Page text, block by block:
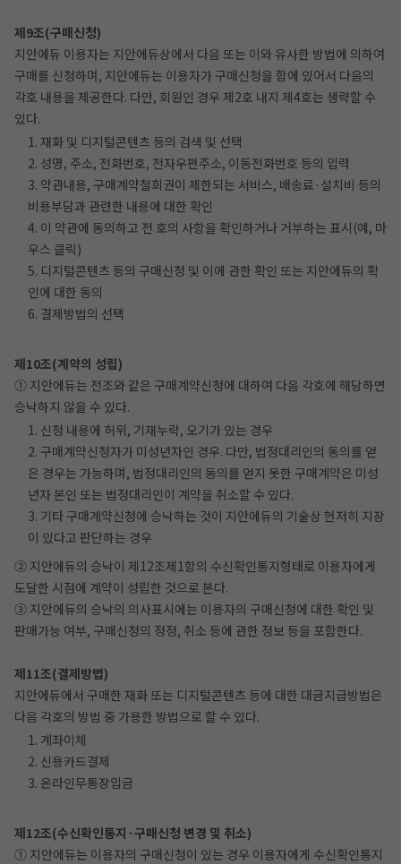
제9조(구매신청)
지안에듀 이용자는 지안에듀상에서 다음 또는 이와 유사한 방법에 의하여
구매를 신청하며, 지안에듀는 이용자가 구매신청을 함에 있어서 다음의
각호 내용을 제공한다. 다만, 회원인 경우 제2호 내지 제4호는 생략할 수
있다.
1. 재화 및 디지털콘텐츠 등의 검색 및 선택
2. 성명, 주소, 전화번호, 전자우편주소, 이동전화번호 등의 입력
3. 약관내용, 구매계약철회권이 제한되는 서비스, 배송료·설치비 등의
비용부담과 관련한 내용에 대한 확인
4. 이 약관에 동의하고 전 호의 사항을 확인하거나 거부하는 표시(예, 마
우스 클릭)
5. 디지털콘텐츠 등의 구매신청 및 이에 관한 확인 또는 지안에듀의 확
인에 대한 동의
6. 결제방법의 선택
제10조(계약의 성립)
① 지안에듀는 전조와 같은 구매계약신청에 대하여 다음 각호에 해당하면
승낙하지 않을 수 있다.
1. 신청 내용에 허위, 기재누락, 오기가 있는 경우
2. 구매계약신청자가 미성년자인 경우. 다만, 법정대리인의 동의를 얻
은 경우는 가능하며, 법정대리인의 동의를 얻지 못한 구매계약은 미성
년자 본인 또는 법정대리인이 계약을 취소할 수 있다.
3. 기타 구매계약신청에 승낙하는 것이 지안에듀의 기술상 현저히 지장
이 있다고 판단하는 경우
② 지안에듀의 승낙이 제12조제1항의 수신확인통지형태로 이용자에게
도달한 시점에 계약이 성립한 것으로 본다.
③ 지안에듀의 승낙의 의사표시에는 이용자의 구매신청에 대한 확인 및
판매가능 여부, 구매신청의 정정, 취소 등에 관한 정보 등을 포함한다.
제11조(결제방법)
지안에듀에서 구매한 재화 또는 디지털콘텐츠 등에 대한 대금지급방법은
다음 각호의 방법 중 가용한 방법으로 할 수 있다.
1. 계좌이체
2. 신용카드결제
3. 온라인무통장입금
제12조(수신확인통지·구매신청 변경 및 취소)
① 지안에듀는 이용자의 구매신청이 있는 경우 이용자에게 수신확인통지